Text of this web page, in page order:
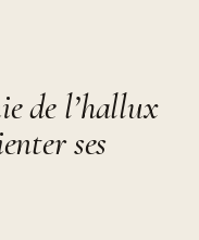
de l’hallux
ses